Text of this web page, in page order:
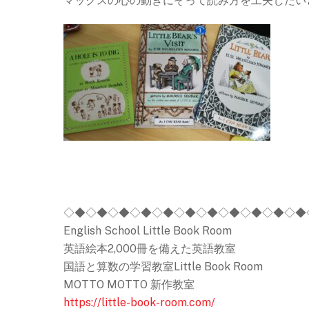
English School Little Book Room
英語絵本2,000冊を備えた英語教室
国語と算数の学習教室Little Book Room
MOTTO MOTTO 新作教室
https://little-book-room.com/